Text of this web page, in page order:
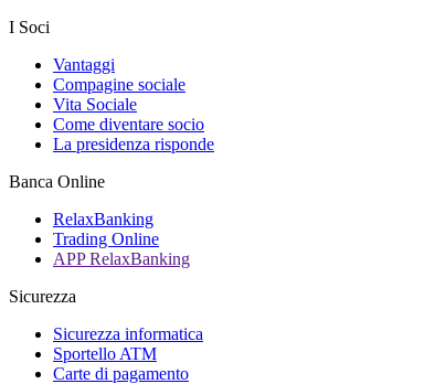
I Soci
Vantaggi
Compagine sociale
Vita Sociale
Come diventare socio
La presidenza risponde
Banca Online
RelaxBanking
Trading Online
APP RelaxBanking
Sicurezza
Sicurezza informatica
Sportello ATM
Carte di pagamento